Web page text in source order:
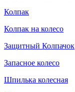
Колпак
Колпак на колесо
Защитный Колпачок
Запасное колесо
Шпилька колесная